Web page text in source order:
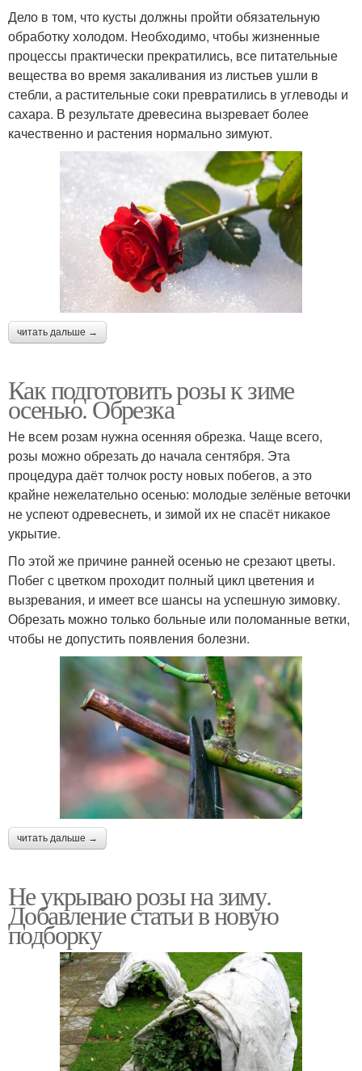
Дело в том, что кусты должны пройти обязательную
обработку холодом. Необходимо, чтобы жизненные
процессы практически прекратились, все питательные
вещества во время закаливания из листьев ушли в
стебли, а растительные соки превратились в углеводы и
сахара. В результате древесина вызревает более
качественно и растения нормально зимуют.
читать дальше →
Как подготовить розы к зиме
осенью. Обрезка
Не всем розам нужна осенняя обрезка. Чаще всего,
розы можно обрезать до начала сентября. Эта
процедура даёт толчок росту новых побегов, а это
крайне нежелательно осенью: молодые зелёные веточки
не успеют одревеснеть, и зимой их не спасёт никакое
укрытие.
По этой же причине ранней осенью не срезают цветы.
Побег с цветком проходит полный цикл цветения и
вызревания, и имеет все шансы на успешную зимовку.
Обрезать можно только больные или поломанные ветки,
чтобы не допустить появления болезни.
читать дальше →
Не укрываю розы на зиму.
Добавление статьи в новую
подборку